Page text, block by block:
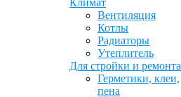
Климат
Вентиляция
Котлы
Радиаторы
Утеплитель
Для стройки и ремонта
Герметики, клеи,
пена